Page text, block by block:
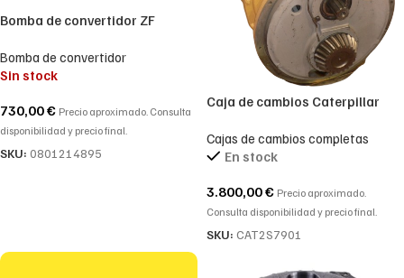
Bomba de convertidor ZF
Bomba de convertidor
Sin stock
730,00€ Precio aproximado. Consulta
disponibilidad y precio final.
SKU: 0801214895
Caja de cambios Caterpillar
D8H. Unidad reconstruida.
Cajas de cambios completas
En stock
3.800,00€ Precio aproximado.
Consulta disponibilidad y precio final.
SKU: CAT2S7901